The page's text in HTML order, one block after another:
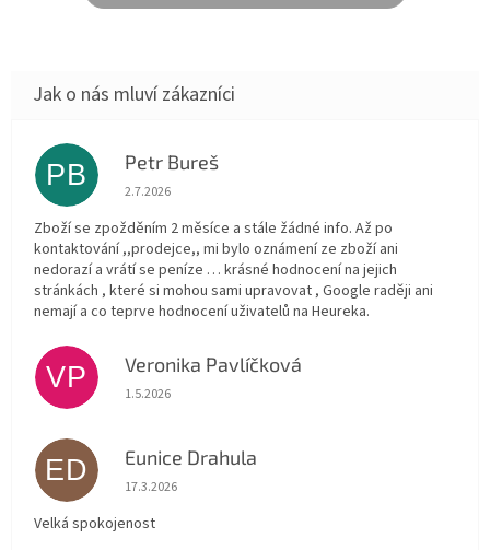
PB Petr Bureš
Hodnocení obchodu je 1 z 5 hvězdiček.
2.7.2026
Zboží se zpožděním 2 měsíce a stále žádné info. Až po
kontaktování ,,prodejce,, mi bylo oznámení ze zboží ani
nedorazí a vrátí se peníze … krásné hodnocení na jejich
stránkách , které si mohou sami upravovat , Google raději ani
nemají a co teprve hodnocení uživatelů na Heureka.
VP Veronika Pavlíčková
Hodnocení obchodu je 5 z 5 hvězdiček.
1.5.2026
ED Eunice Drahula
Hodnocení obchodu je 5 z 5 hvězdiček.
17.3.2026
Velká spokojenost